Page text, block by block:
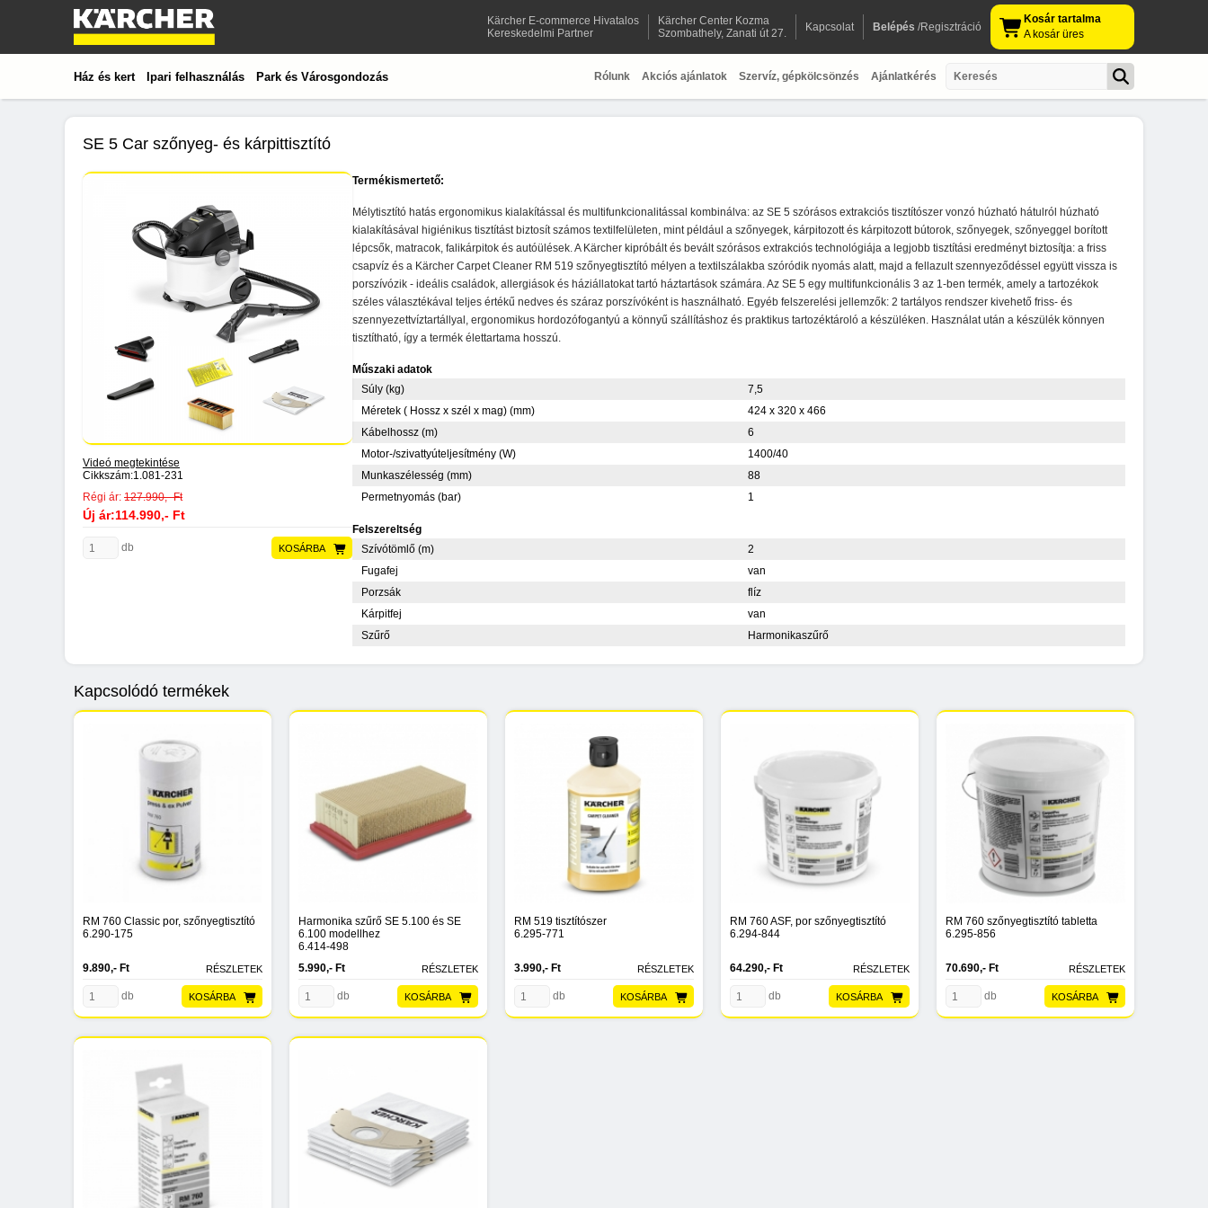
Kärcher E-commerce Hivatalos
Kereskedelmi Partner
Kärcher Center Kozma
Szombathely, Zanati út 27.
Kapcsolat Belépés /Regisztráció
Kosár tartalma
A kosár üres
Ház és kert Ipari felhasználás Park és Városgondozás Rólunk Akciós ajánlatok Szervíz, gépkölcsönzés Ajánlatkérés
SE 5 Car szőnyeg- és kárpittisztító
Videó megtekintése
Cikkszám:1.081-231
Régi ár: 127.990,- Ft
Új ár:114.990,- Ft
KOSÁRBA
db
Termékismertető:
Mélytisztító hatás ergonomikus kialakítással és multifunkcionalitással kombinálva: az SE 5 szórásos extrakciós tisztítószer vonzó húzható hátulról húzható
kialakításával higiénikus tisztítást biztosít számos textilfelületen, mint például a szőnyegek, kárpitozott és kárpitozott bútorok, szőnyegek, szőnyeggel borított
lépcsők, matracok, falikárpitok és autóülések. A Kärcher kipróbált és bevált szórásos extrakciós technológiája a legjobb tisztítási eredményt biztosítja: a friss
csapvíz és a Kärcher Carpet Cleaner RM 519 szőnyegtisztító mélyen a textilszálakba szóródik nyomás alatt, majd a fellazult szennyeződéssel együtt vissza is
porszívózik - ideális családok, allergiások és háziállatokat tartó háztartások számára. Az SE 5 egy multifunkcionális 3 az 1-ben termék, amely a tartozékok
széles választékával teljes értékű nedves és száraz porszívóként is használható. Egyéb felszerelési jellemzők: 2 tartályos rendszer kivehető friss- és
szennyezettvíztartállyal, ergonomikus hordozófogantyú a könnyű szállításhoz és praktikus tartozéktároló a készüléken. Használat után a készülék könnyen
tisztítható, így a termék élettartama hosszú.
Műszaki adatok
Súly (kg)
7,5
Méretek ( Hossz x szél x mag) (mm)
424 x 320 x 466
Kábelhossz (m)
6
Motor-/szivattyúteljesítmény (W)
1400/40
Munkaszélesség (mm)
88
Permetnyomás (bar)
1
Felszereltség
Szívótömlő (m)
2
Fugafej
van
Porzsák
flíz
Kárpitfej
van
Szűrő
Harmonikaszűrő
Kapcsolódó termékek
RM 760 Classic por, szőnyegtisztító
6.290-175
9.890,- Ft RÉSZLETEK
KOSÁRBA
db
Harmonika szűrő SE 5.100 és SE
6.100 modellhez
6.414-498
5.990,- Ft
RÉSZLETEK
KOSÁRBA
db
RM 519 tisztítószer
6.295-771
3.990,- Ft RÉSZLETEK
KOSÁRBA
db
RM 760 ASF, por szőnyegtisztító
6.294-844
64.290,- Ft RÉSZLETEK
KOSÁRBA
db
RM 760 szőnyegtisztító tabletta
6.295-856
70.690,- Ft RÉSZLETEK
KOSÁRBA
db